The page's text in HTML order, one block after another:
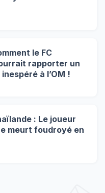
le FC
rapporter un
à l’OM !
: Le joueur
meurt foudroyé en